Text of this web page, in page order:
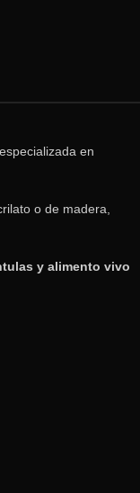
en
o de madera,
y alimento vivo